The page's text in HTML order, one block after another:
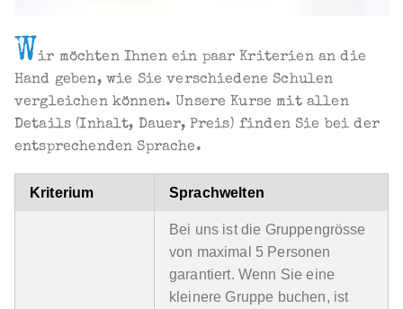
Wir möchten Ihnen ein paar Kriterien an die
Hand geben, wie Sie verschiedene Schulen
vergleichen können. Unsere Kurse mit allen
Details (Inhalt, Dauer, Preis) finden Sie bei der
entsprechenden Sprache.
Kriterium Sprachwelten
Bei uns ist die Gruppengrösse
von maximal 5 Personen
garantiert. Wenn Sie eine
kleinere Gruppe buchen, ist